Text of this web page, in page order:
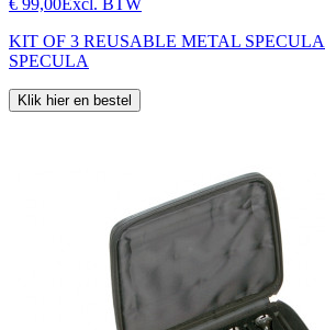
KIT OF 3 REUSABLE METAL
SPECULA
Klik hier en bestel